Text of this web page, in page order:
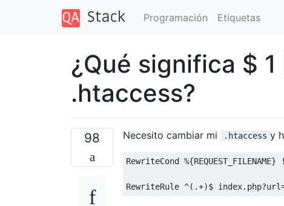
Programación Etiquetas
¿Qué significa $
.htaccess?
98 Necesito cambiar mi .htaccess y
RewriteCond